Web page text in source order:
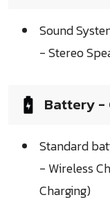
Sound
- Stereo
Battery -
Standard
- Wireless
Charging)